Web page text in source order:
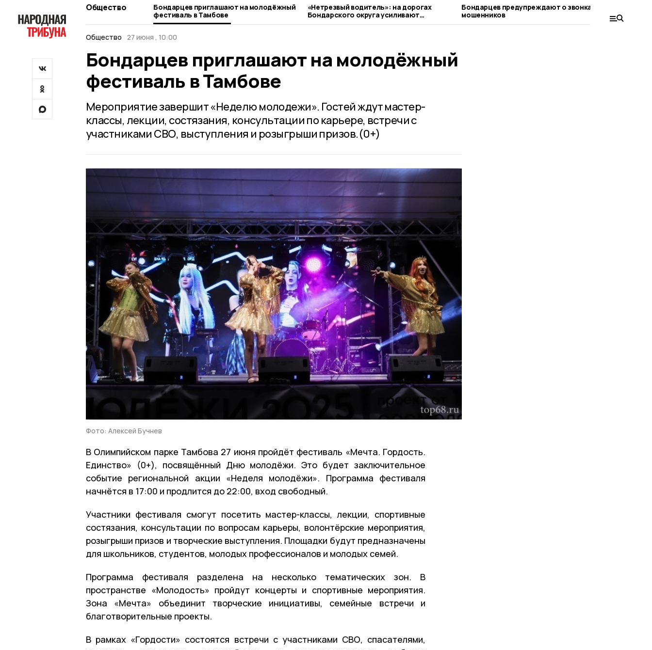
Общество
Бондарцев приглашают на молодёжный
фестиваль в Тамбове
«Нетрезвый водитель»: на дорогах
Бондарского округа усиливают
контроль
Бондарцев предупреждают о звонках от
мошенников
имеют
Общество
27 июня , 10:00
Бондарцев приглашают на молодёжный
фестиваль в Тамбове
Мероприятие завершит «Неделю молодежи». Гостей ждут мастер-
классы, лекции, состязания, консультации по карьере, встречи с
участниками СВО, выступления и розыгрыши призов.(0+)
Фото: Алексей Бучнев
В Олимпийском парке Тамбова 27 июня пройдёт фестиваль «Мечта. Гордость.
Единство» (0+), посвящённый Дню молодёжи. Это будет заключительное
событие региональной акции «Неделя молодёжи». Программа фестиваля
начнётся в 17:00 и продлится до 22:00, вход свободный.
Участники фестиваля смогут посетить мастер-классы, лекции, спортивные
состязания, консультации по вопросам карьеры, волонтёрские мероприятия,
розыгрыши призов и творческие выступления. Площадки будут предназначены
для школьников, студентов, молодых профессионалов и молодых семей.
Программа фестиваля разделена на несколько тематических зон. В
пространстве «Молодость» пройдут концерты и спортивные мероприятия.
Зона «Мечта» объединит творческие инициативы, семейные встречи и
благотворительные проекты.
В рамках «Гордости» состоятся встречи с участниками СВО, спасателями,